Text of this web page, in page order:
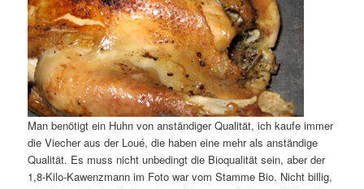
Man benötigt ein Huhn von anständiger Qualität, ich kaufe immer
die Viecher aus der Loué, die haben eine mehr als anständige
Qualität. Es muss nicht unbedingt die Bioqualität sein, aber der
1,8-Kilo-Kawenzmann im Foto war vom Stamme Bio. Nicht billig,